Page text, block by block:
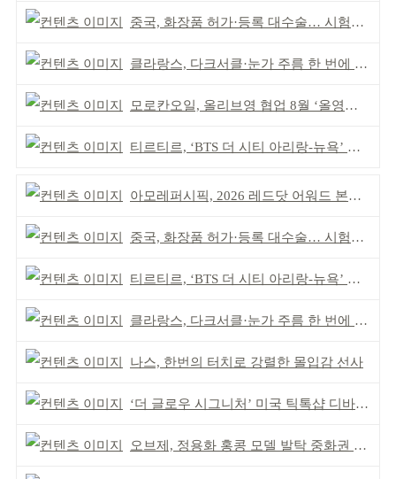
중국, 화장품 허가·등록 대수술… 시험자료 공용 허용
클라랑스, 다크서클·눈가 주름 한 번에 더블 케어
모로칸오일, 올리브영 협업 8월 ‘올영픽’ 선정
티르티르, ‘BTS 더 시티 아리랑-뉴욕’ 참여
아모레퍼시픽, 2026 레드닷 어워드 본상 2개 수상
중국, 화장품 허가·등록 대수술… 시험자료 공용 허용
티르티르, ‘BTS 더 시티 아리랑-뉴욕’ 참여
클라랑스, 다크서클·눈가 주름 한 번에 더블 케어
나스, 한번의 터치로 강렬한 몰입감 선사
‘더 글로우 시그니처’ 미국 틱톡샵 디바이스 부문 1위
오브제, 정용화 홍콩 모델 발탁 중화권 공략 강화